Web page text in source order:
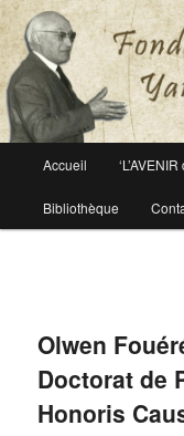
Fondation
Le site officiel de la
principal
Aller
au
Accueil
Bibliothèque
Olwen
Doctorat de
Honoris